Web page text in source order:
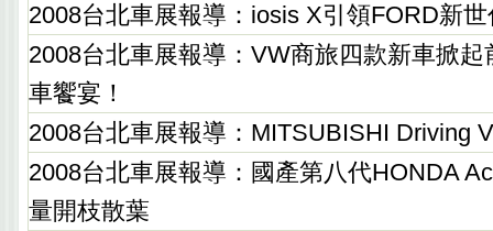
2008台北車展報導：iosis X引領FORD新
2008台北車展報導：VW商旅四款新車掀
車饗宴！
2008台北車展報導：MITSUBISHI Driving
2008台北車展報導：國產第八代HONDA
量開枝散葉